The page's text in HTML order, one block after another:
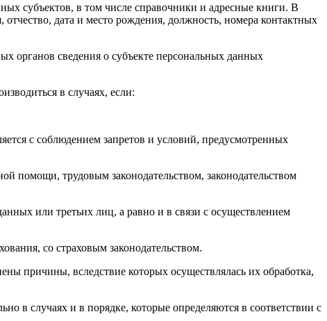
субъектов, в том числе справочники и адресные книги. В
дата и место рождения, должность, номера контактных
органов сведения о субъекте персональных данных
в случаях, если:
с соблюдением запретов и условий, предусмотренных
помощи, трудовым законодательством, законодательством
или третьих лиц, а равно и в связи с осуществлением
со страховым законодательством.
причины, вследствие которых осуществлялась их обработка,
в случаях и в порядке, которые определяются в соответствии с